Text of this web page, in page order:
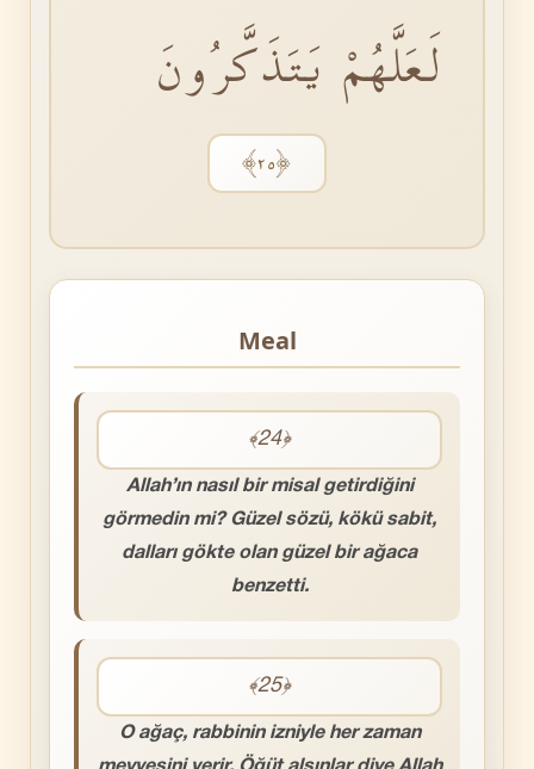
لَعَلَّهُمْ يَتَذَكَّرُونَ
﴿٢٥﴾
Meal
﴾24﴿
Allah’ın nasıl bir misal getirdiğini
görmedin mi? Güzel sözü, kökü sabit,
dalları gökte olan güzel bir ağaca
benzetti.
﴾25﴿
O ağaç, rabbinin izniyle her zaman